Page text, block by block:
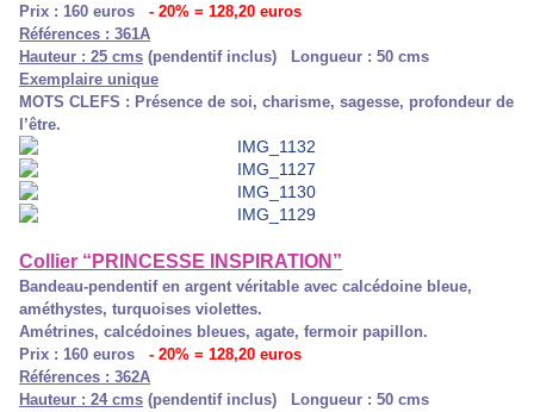
Prix : 160 euros
- 20% = 128,20 euros
Références : 361A
Hauteur : 25 cms (pendentif inclus) Longueur : 50 cms
Exemplaire unique
MOTS CLEFS : Présence de soi, charisme, sagesse, profondeur de
l’être.
Collier “PRINCESSE INSPIRATION”
Bandeau-pendentif en argent véritable avec calcédoine bleue,
améthystes, turquoises violettes.
Amétrines, calcédoines bleues, agate, fermoir papillon.
Prix : 160 euros
- 20% = 128,20 euros
Références : 362A
Hauteur : 24 cms (pendentif inclus) Longueur : 50 cms